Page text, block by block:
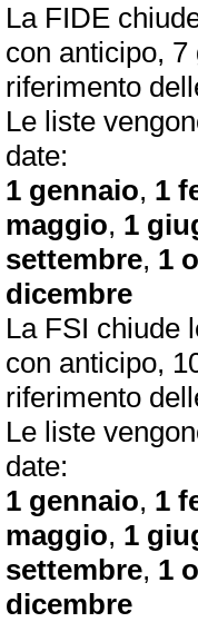
La FIDE
con anticipo,
riferimento
Le liste
date:
1 gennaio, 1
maggio, 1
settembre, 1
dicembre
La FSI chiude
con anticipo,
riferimento
Le liste
date:
1 gennaio, 1
maggio, 1
settembre, 1
dicembre